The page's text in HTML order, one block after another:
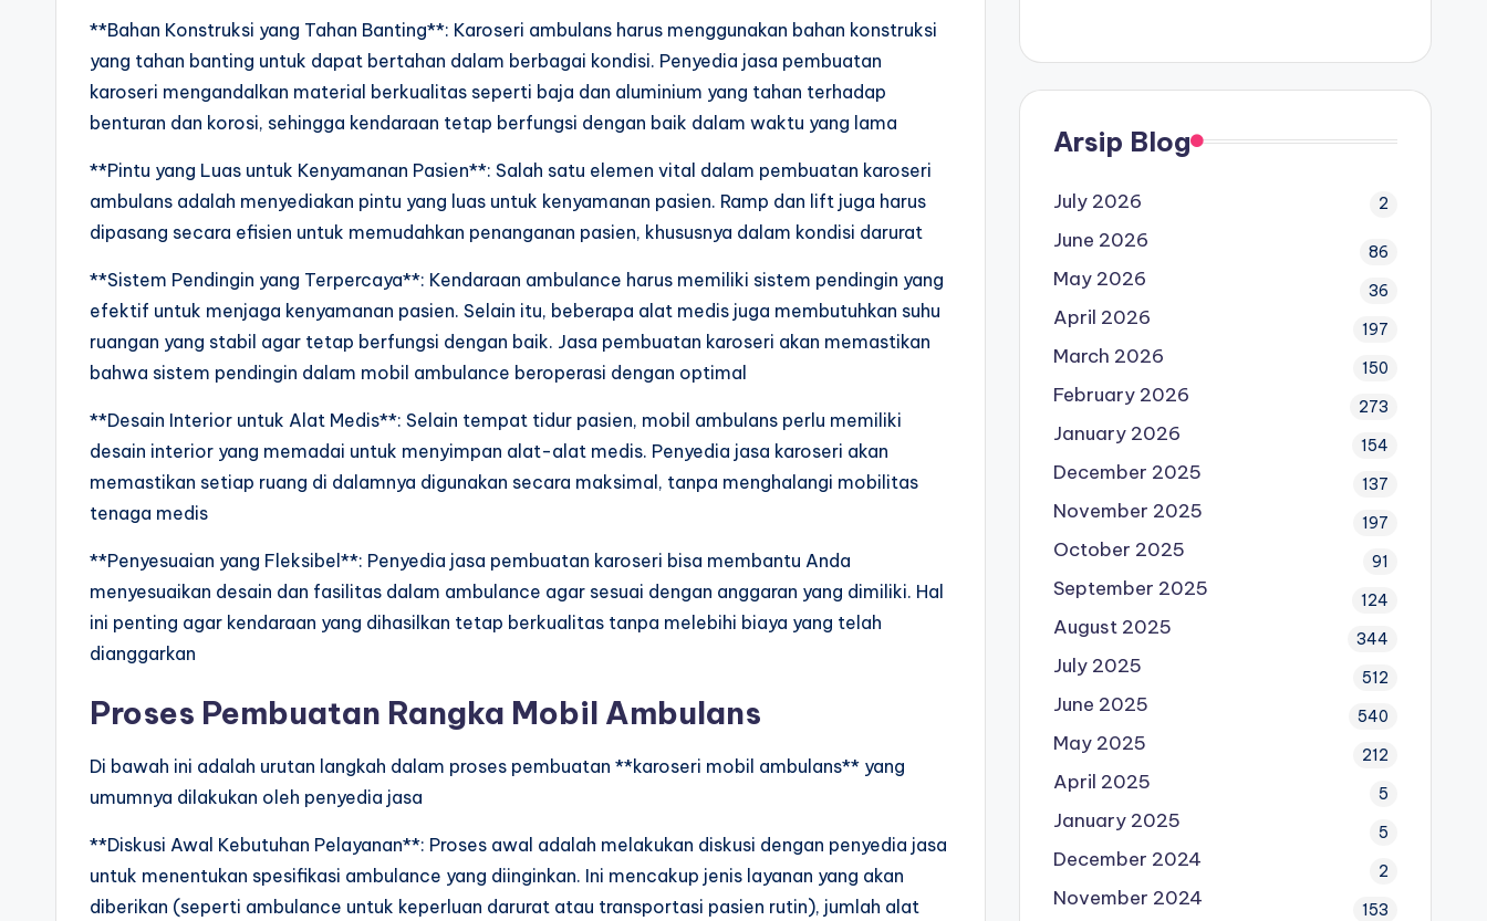
**Bahan Konstruksi yang Tahan Banting**: Karoseri ambulans harus menggunakan bahan konstruksi
yang tahan banting untuk dapat bertahan dalam berbagai kondisi. Penyedia jasa pembuatan
karoseri mengandalkan material berkualitas seperti baja dan aluminium yang tahan terhadap
benturan dan korosi, sehingga kendaraan tetap berfungsi dengan baik dalam waktu yang lama
**Pintu yang Luas untuk Kenyamanan Pasien**: Salah satu elemen vital dalam pembuatan karoseri
ambulans adalah menyediakan pintu yang luas untuk kenyamanan pasien. Ramp dan lift juga harus
dipasang secara efisien untuk memudahkan penanganan pasien, khususnya dalam kondisi darurat
**Sistem Pendingin yang Terpercaya**: Kendaraan ambulance harus memiliki sistem pendingin yang
efektif untuk menjaga kenyamanan pasien. Selain itu, beberapa alat medis juga membutuhkan suhu
ruangan yang stabil agar tetap berfungsi dengan baik. Jasa pembuatan karoseri akan memastikan
bahwa sistem pendingin dalam mobil ambulance beroperasi dengan optimal
**Desain Interior untuk Alat Medis**: Selain tempat tidur pasien, mobil ambulans perlu memiliki
desain interior yang memadai untuk menyimpan alat-alat medis. Penyedia jasa karoseri akan
memastikan setiap ruang di dalamnya digunakan secara maksimal, tanpa menghalangi mobilitas
tenaga medis
**Penyesuaian yang Fleksibel**: Penyedia jasa pembuatan karoseri bisa membantu Anda
menyesuaikan desain dan fasilitas dalam ambulance agar sesuai dengan anggaran yang dimiliki. Hal
ini penting agar kendaraan yang dihasilkan tetap berkualitas tanpa melebihi biaya yang telah
dianggarkan
Proses Pembuatan Rangka Mobil Ambulans
Di bawah ini adalah urutan langkah dalam proses pembuatan **karoseri mobil ambulans** yang
umumnya dilakukan oleh penyedia jasa
**Diskusi Awal Kebutuhan Pelayanan**: Proses awal adalah melakukan diskusi dengan penyedia jasa
untuk menentukan spesifikasi ambulance yang diinginkan. Ini mencakup jenis layanan yang akan
diberikan (seperti ambulance untuk keperluan darurat atau transportasi pasien rutin), jumlah alat
Arsip Blog
July 2026 2
June 2026 86
May 2026 36
April 2026 197
March 2026 150
February 2026 273
January 2026 154
December 2025 137
November 2025 197
October 2025 91
September 2025 124
August 2025 344
July 2025 512
June 2025 540
May 2025 212
April 2025 5
January 2025 5
December 2024 2
November 2024 153